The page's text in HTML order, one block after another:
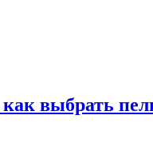
как выбрать